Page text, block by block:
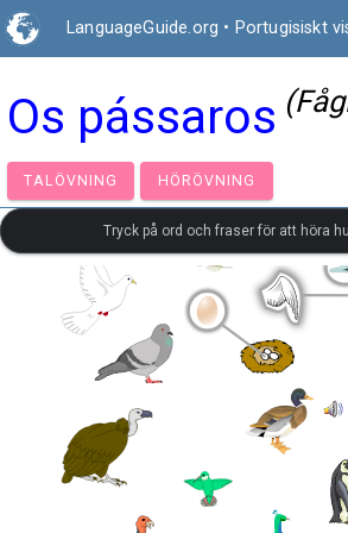
LanguageGuide.org • Portugisiskt
Os pássaros
TALÖVNING HÖRÖVNING
Tryck på ord och fraser för att höra